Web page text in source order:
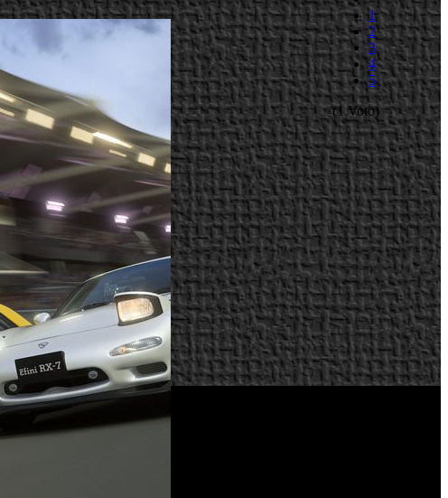
1
2
3
4
5
(1 Voto)